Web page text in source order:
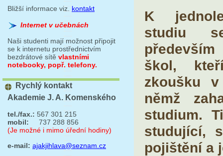
Bližší informace viz.kontakt
Internet v učebnách
Naši studenti mají možnost připojit
se k internetu prostřednictvím
bezdrátové sítě vlastními
notebooky, popř. telefony.
Rychlý kontakt
Akademie J. A. Komenského
tel./fax.: 567 301 215
mobil: 737 288 856
(Je možné i mimo úřední hodiny)
e-mail: ajakjihlava@seznam.cz
K
studiu
škol,
zkoušku
němž
studium.
studující,
pojištění a